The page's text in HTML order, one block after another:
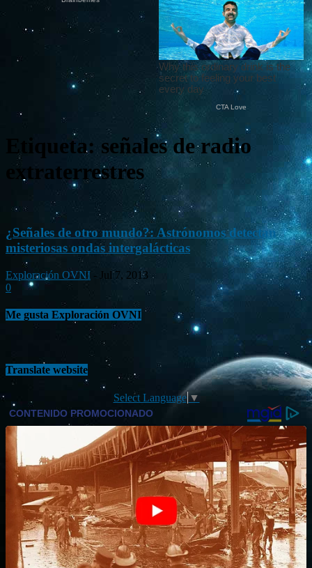
Etiqueta: señales de radio
extraterrestres
¿Señales de otro mundo?: Astrónomos detectan
misteriosas ondas intergalácticas
Exploración OVNI - Jul 7, 2013
0
Me gusta Exploración OVNI
Translate website
Select Language ▼